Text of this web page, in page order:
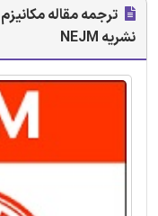
ترجمه مقاله
نشریه NEJM